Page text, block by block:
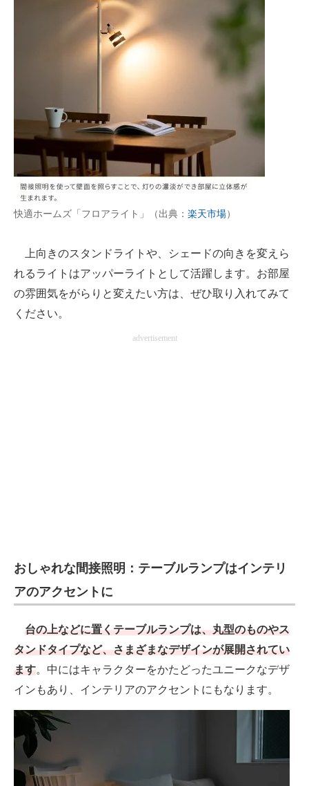
快適ホームズ「フロアライト」（出典： 楽天市場）
上向きのスタンドライトや、シェードの向きを変えら
れるライトはアッパーライトとして活躍します。お部屋
の雰囲気をがらりと変えたい方は、ぜひ取り入れてみて
ください。
advertisement
おしゃれな間接照明：テーブルランプはインテリ
アのアクセントに
台の上などに置くテーブルランプは、丸型のものやス
タンドタイプなど、さまざまなデザインが展開されてい
ます。中にはキャラクターをかたどったユニークなデザ
インもあり、インテリアのアクセントにもなります。